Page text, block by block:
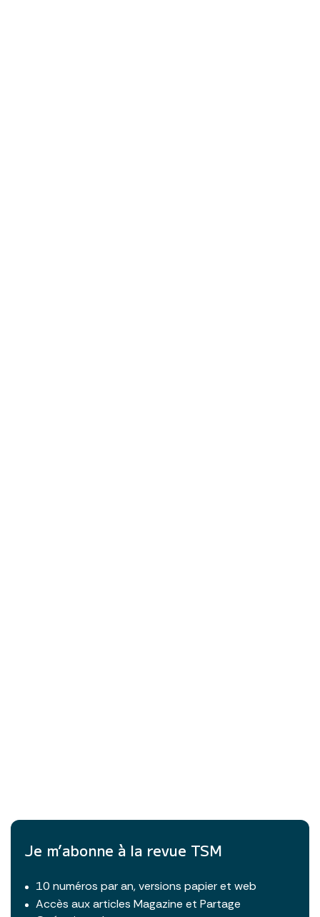
Je m’abonne à la revue TSM
10 numéros par an, versions papier et web
Accès aux articles Magazine et Partage